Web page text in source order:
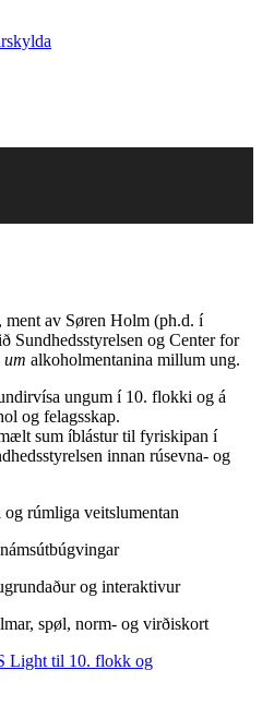
av Søren Holm (ph.d. í
Sundhedsstyrelsen og Center for
um alkoholmentanina millum ung.
ungum í 10. flokki og á
og felagsskap.
sum íblástur til fyriskipan í
innan rúsevna- og
rúmliga veitslumentan
og interaktivur
spøl, norm- og virðiskort